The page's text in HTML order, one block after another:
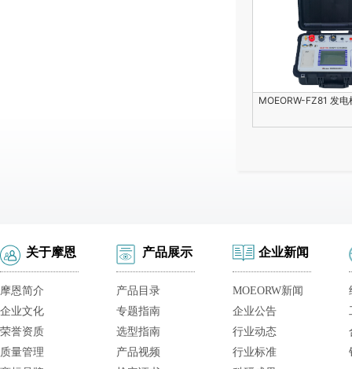
MOEORW-FZ81 发
关于摩恩
摩恩简介
企业文化
荣誉资质
质量管理
产品展示
产品目录
专题指南
选型指南
产品视频
企业新闻
MOEORW新闻
企业公告
行业动态
行业标准